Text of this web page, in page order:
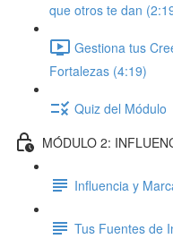
que otros te dan
Gestiona tus
Fortalezas (4:19)
Quiz del Módulo
MÓDULO 2:
Influencia y
Tus Fuentes de